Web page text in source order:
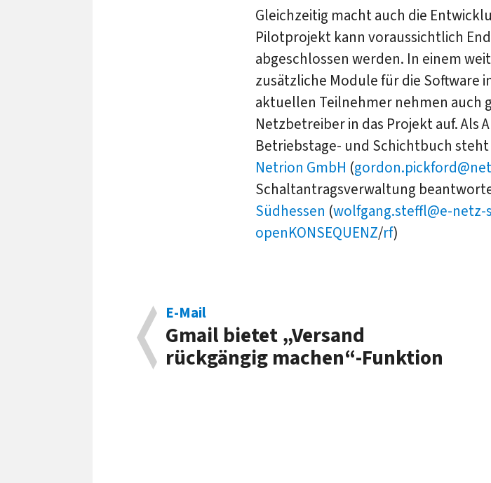
Gleichzeitig macht auch die
Pilotprojekt kann voraussichtlich
abgeschlossen werden. In einem
zusätzliche Module für die Software
aktuellen Teilnehmer nehmen auch
Netzbetreiber in das Projekt auf. Als
Betriebstage- und Schichtbuch
Netrion GmbH (
Schaltantragsverwaltung
Südhessen (wolfgang.steffl@e-netz-
openKONSEQUENZ/rf)
E-Mail
Gmail bietet „Versand
rückgängig machen“-Funktion